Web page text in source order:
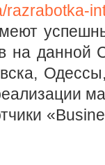
razrabotka-
на данной